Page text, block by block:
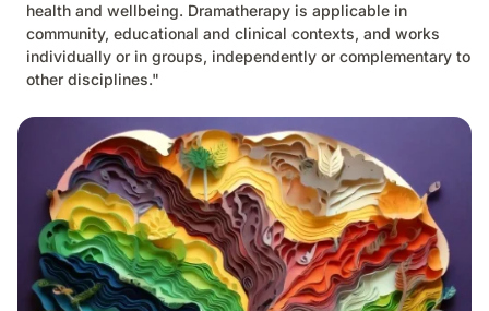
health and wellbeing. Dramatherapy is applicable in
community, educational and clinical contexts, and works
individually or in groups, independently or complementary to
other disciplines."